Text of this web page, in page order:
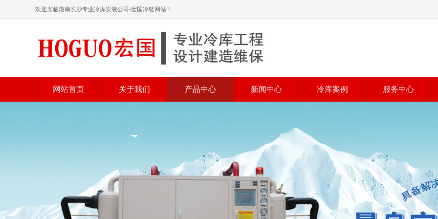
欢迎光临湖南长沙专业冷库安装公司-宏国冷链网站！
网站首页 关于我们 产品中心 新闻中心 冷库案例 服务中心